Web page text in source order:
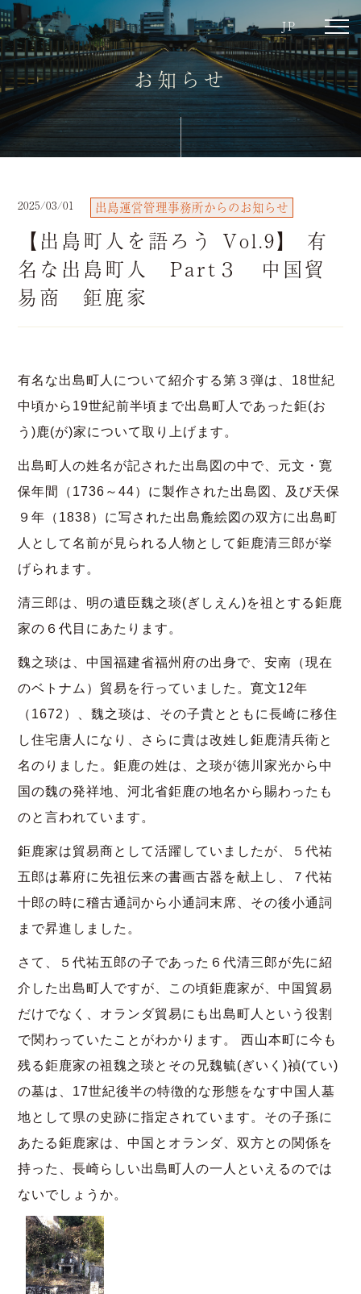
JP
お知らせ
2025/03/01 出島運営管理事務所からのお知らせ
【出島町人を語ろう Vol.9】 有
名な出島町人 Part３ 中国貿
易商 鉅鹿家
有名な出島町人について紹介する第３弾は、18世紀
中頃から19世紀前半頃まで出島町人であった鉅(お
う)鹿(が)家について取り上げます。
出島町人の姓名が記された出島図の中で、元文・寛
保年間（1736～44）に製作された出島図、及び天保
９年（1838）に写された出島麁絵図の双方に出島町
人として名前が見られる人物として鉅鹿清三郎が挙
げられます。
清三郎は、明の遺臣魏之琰(ぎしえん)を祖とする鉅鹿
家の６代目にあたります。
魏之琰は、中国福建省福州府の出身で、安南（現在
のベトナム）貿易を行っていました。寛文12年
（1672）、魏之琰は、その子貴とともに長崎に移住
し住宅唐人になり、さらに貴は改姓し鉅鹿清兵衛と
名のりました。鉅鹿の姓は、之琰が徳川家光から中
国の魏の発祥地、河北省鉅鹿の地名から賜わったも
のと言われています。
鉅鹿家は貿易商として活躍していましたが、５代祐
五郎は幕府に先祖伝来の書画古器を献上し、７代祐
十郎の時に稽古通詞から小通詞末席、その後小通詞
まで昇進しました。
さて、５代祐五郎の子であった６代清三郎が先に紹
介した出島町人ですが、この頃鉅鹿家が、中国貿易
だけでなく、オランダ貿易にも出島町人という役割
で関わっていたことがわかります。 西山本町に今も
残る鉅鹿家の祖魏之琰とその兄魏毓(ぎいく)禎(てい)
の墓は、17世紀後半の特徴的な形態をなす中国人墓
地として県の史跡に指定されています。その子孫に
あたる鉅鹿家は、中国とオランダ、双方との関係を
持った、長崎らしい出島町人の一人といえるのでは
ないでしょうか。